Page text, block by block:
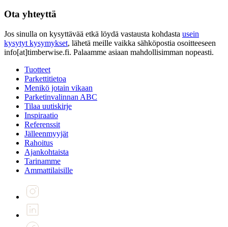
Ota yhteyttä
Jos sinulla on kysyttävää etkä löydä vastausta kohdasta usein
kysytyt kysymykset, lähetä meille vaikka sähköpostia osoitteeseen
info[at]timberwise.fi. Palaamme asiaan mahdollisimman nopeasti.
Tuotteet
Parkettitietoa
Menikö jotain vikaan
Parketinvalinnan ABC
Tilaa uutiskirje
Inspiraatio
Referenssit
Jälleenmyyjät
Rahoitus
Ajankohtaista
Tarinamme
Ammattilaisille